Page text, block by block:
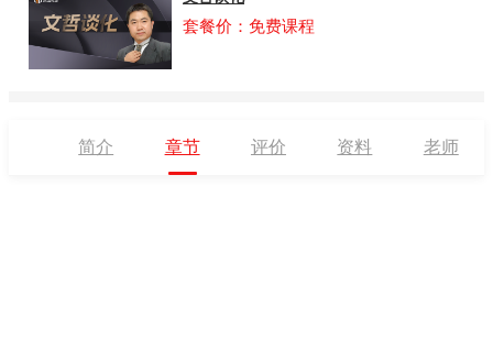
套餐价：免费课程
简介 章节 评价 资料 老师